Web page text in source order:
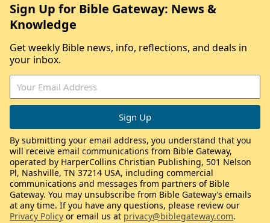
Sign Up for Bible Gateway: News &
Knowledge
Get weekly Bible news, info, reflections, and deals in
your inbox.
By submitting your email address, you understand that you
will receive email communications from Bible Gateway,
operated by HarperCollins Christian Publishing, 501 Nelson
Pl, Nashville, TN 37214 USA, including commercial
communications and messages from partners of Bible
Gateway. You may unsubscribe from Bible Gateway’s emails
at any time. If you have any questions, please review our
Privacy Policy or email us at privacy@biblegateway.com.